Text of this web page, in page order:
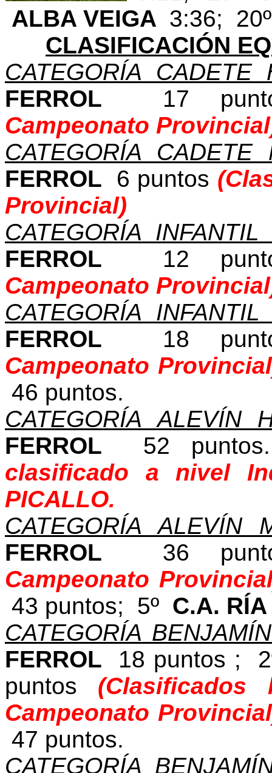
ALBA VEIGA 3:36;
CLASIFICACIÓN
CATEGORÍA CADETE
FERROL 17
Campeonato
CATEGORÍA CADETE
FERROL 6 puntos
Provincial)
CATEGORÍA INFANTIL
FERROL 12
Campeonato
CATEGORÍA INFANTIL
FERROL 18
Campeonato
46 puntos.
CATEGORÍA ALEVÍN
FERROL 52
clasificado a nivel
PICALLO.
CATEGORÍA ALEVÍN
FERROL 36
Campeonato
43 puntos; 5º C.A.
CATEGORÍA
FERROL 18 puntos ;
puntos
Campeonato
47 puntos.
CATEGORÍA